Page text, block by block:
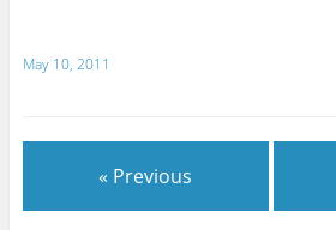
May 10, 2011
« Previous